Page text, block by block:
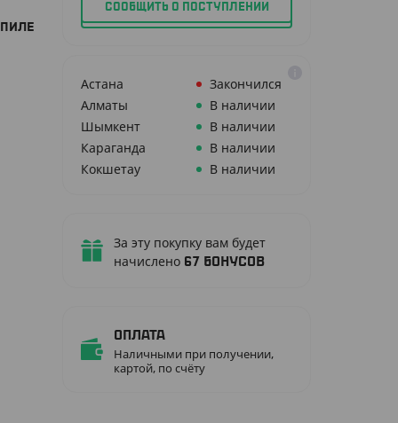
СООБЩИТЬ О ПОСТУПЛЕНИИ
Астана
Закончился
Алматы
В наличии
Шымкент
В наличии
Караганда
В наличии
Кокшетау
В наличии
За эту покупку вам будет
начислено 67 бонусов
Оплата
Наличными при получении,
картой, по счёту